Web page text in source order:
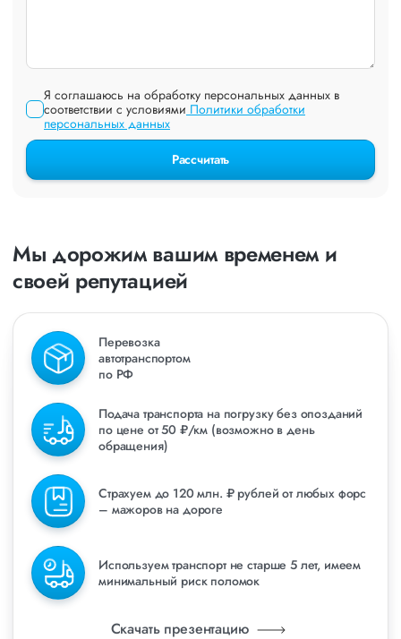
Я соглашаюсь на обработку персональных данных в
соответствии с условиями Политики обработки
персональных данных
Рассчитать
Мы дорожим вашим временем и
своей репутацией
Перевозка
автотранспортом
по РФ
Подача транспорта на погрузку без опозданий
по цене от 50 ₽/км (возможно в день
обращения)
Страхуем до 120 млн. ₽ рублей от любых форс
– мажоров на дороге
Используем транспорт не старше 5 лет, имеем
минимальный риск поломок
Скачать презентацию